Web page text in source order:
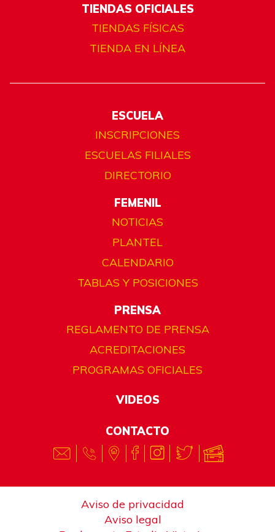
TIENDAS OFICIALES
TIENDAS FÍSICAS
TIENDA EN LÍNEA
ESCUELA
INSCRIPCIONES
ESCUELAS FILIALES
DIRECTORIO
FEMENIL
NOTICIAS
PLANTEL
CALENDARIO
TABLAS Y POSICIONES
PRENSA
REGLAMENTO DE PRENSA
ACREDITACIONES
PROGRAMAS OFICIALES
VIDEOS
CONTACTO
Aviso de privacidad
Aviso legal